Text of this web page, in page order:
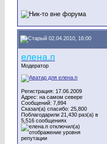
02.04.2010, 16:00
елена.п
Модератор
Регистрация: 17.06.2009
Адрес: на самом севере
Сообщений: 7,894
Сказал(а) спасибо: 25,800
Поблагодарили 21,430 раз(а) в
5,516 сообщениях